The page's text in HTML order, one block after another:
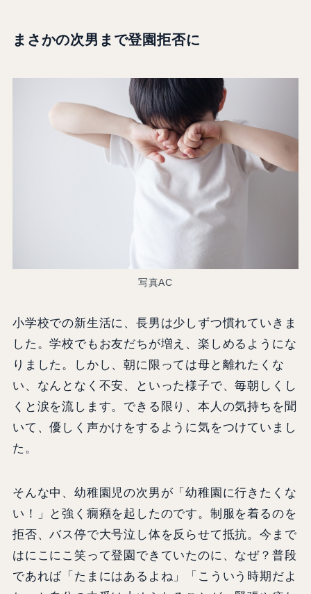
まさかの次男まで登園拒否に
写真AC
小学校での新生活に、長男は少しずつ慣れていきま
した。学校でもお友だちが増え、楽しめるようにな
りました。しかし、朝に限っては母と離れたくな
い、なんとなく不安、といった様子で、毎朝しくし
くと涙を流します。できる限り、本人の気持ちを聞
いて、優しく声かけをするように気をつけていまし
た。
そんな中、幼稚園児の次男が「幼稚園に行きたくな
い！」と強く癇癪を起したのです。制服を着るのを
拒否、バス停で大号泣し体を反らせて抵抗。今まで
はにこにこ笑って登園できていたのに、なぜ？普段
であれば「たまにはあるよね」「こういう時期だよ